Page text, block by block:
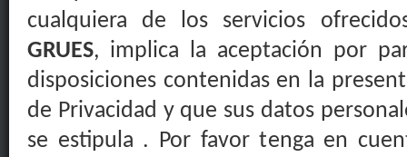
cualquiera de los servicios
GRUES, implica la aceptación por
disposiciones contenidas en la
de Privacidad y que sus datos
se estipula . Por favor tenga en